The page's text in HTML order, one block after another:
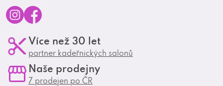
v
ý
n
s
a
e
Více než 30 let
partner kadeřnických salonů
Naše prodejny
7 prodejen po ČR